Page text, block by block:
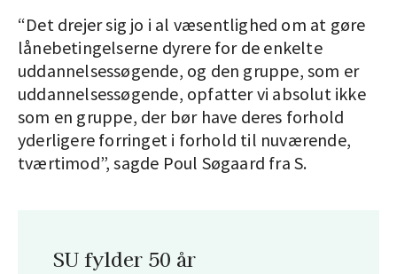
“Det drejer sig jo i al væsentlighed om at gøre
lånebetingelserne dyrere for de enkelte
uddannelsessøgende, og den gruppe, som er
uddannelsessøgende, opfatter vi absolut ikke
som en gruppe, der bør have deres forhold
yderligere forringet i forhold til nuværende,
tværtimod”, sagde Poul Søgaard fra S.
SU fylder 50 år